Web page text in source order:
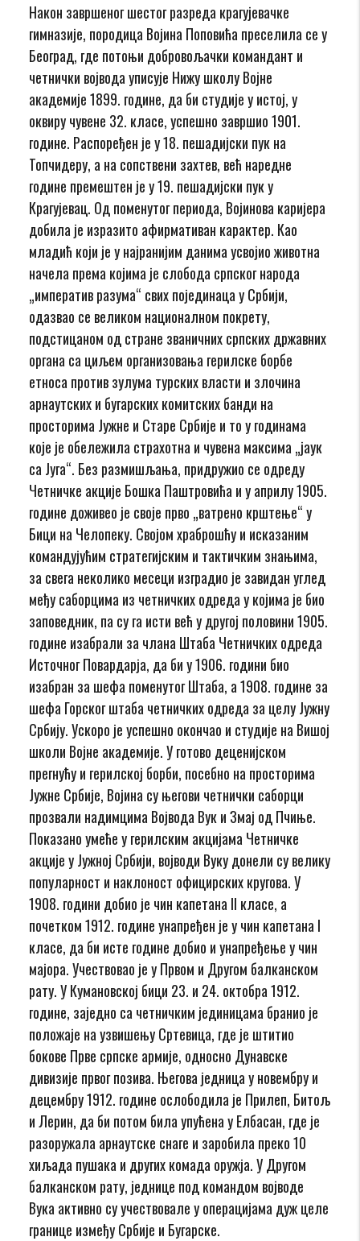
Након завршеног шестог разреда крагујевачке
гимназије, породица Војина Поповића преселила се у
Београд, где потоњи добровољачки командант и
четнички војвода уписује Нижу школу Војне
академије 1899. године, да би студије у истој, у
оквиру чувене 32. класе, успешно завршио 1901.
године. Распоређен је у 18. пешадијски пук на
Топчидеру, а на сопствени захтев, већ наредне
године премештен је у 19. пешадијски пук у
Крагујевац. Од поменутог периода, Војинова каријера
добила је изразито афирмативан карактер. Као
младић који је у најранијим данима усвојио животна
начела према којима је слобода српског народа
„императив разума“ свих појединaца у Србији,
одазвао се великом националном покрету,
подстицаном од стране званичних српских државних
органа са циљем организовања герилске борбе
етноса против зулума турских власти и злочина
арнаутских и бугарских комитских банди на
просторима Јужне и Старе Србије и то у годинама
које је обележила страхотна и чувена максима „јаук
са Југа“. Без размишљања, придружио се одреду
Четничке акције Бошка Паштровића и у априлу 1905.
године доживео је своје прво „ватрено крштење“ у
Бици на Челопеку. Својом храброшћу и исказаним
командујућим стратегијским и тактичким знањима,
за свега неколико месеци изградио је завидан углед
међу саборцима из четничких одреда у којима је био
заповедник, па су га исти већ у другој половини 1905.
године изабрали за члана Штаба Четничких одреда
Источног Повардарја, да би у 1906. години био
изабран за шефа поменутог Штаба, а 1908. године за
шефа Горског штаба четничких одреда за целу Јужну
Србију. Ускоро је успешно окончао и студије на Вишој
школи Војне академије. У готово деценијском
прегнућу и герилској борби, посебно на просторима
Јужне Србије, Војина су његови четнички саборци
прозвали надимцима Војвода Вук и Змај од Пчиње.
Показано умеће у герилским акцијама Четничке
акције у Јужној Србији, војводи Вуку донели су велику
популарност и наклоност официрских кругова. У
1908. години добио је чин капетана II класе, а
почетком 1912. године унапређен је у чин капетана I
класе, да би исте године добио и унапређење у чин
мајора. Учествовао је у Првом и Другом балканском
рату. У Кумановској бици 23. и 24. октобра 1912.
године, заједно са четничким јединицама бранио је
положаје на узвишењу Сртевица, где је штитио
бокове Прве српске армије, односно Дунавске
дивизије првог позива. Његова једница у новембру и
децембру 1912. године ослободила је Прилеп, Битољ
и Лерин, да би потом била упућена у Елбасан, где је
разоружала арнаутске снаге и заробила преко 10
хиљада пушака и других комада оружја. У Другом
балканском рату, једнице под командом војводе
Вука активно су учествовале у операцијама дуж целе
границе између Србије и Бугарске.